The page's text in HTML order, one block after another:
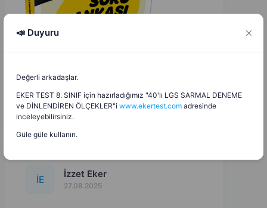
İE İzzet Eker
27.08.2025
📣 Duyuru
Değerli arkadaşlar.
EKER TEST 8. SINIF için hazırladığımız "40'lı LGS SARMAL DENEME
ve DİNLENDİREN ÖLÇEKLER"i www.ekertest.com adresinde
inceleyebilirsiniz.
Güle güle kullanın.